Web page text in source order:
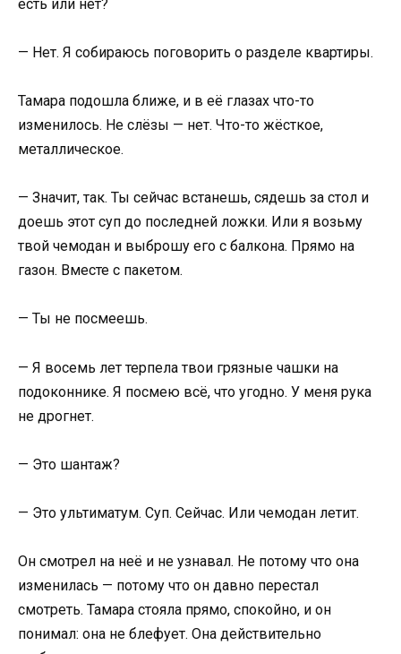
есть или нет?
— Нет. Я собираюсь поговорить о разделе квартиры.
Тамара подошла ближе, и в её глазах что-то
изменилось. Не слёзы — нет. Что-то жёсткое,
металлическое.
— Значит, так. Ты сейчас встанешь, сядешь за стол и
доешь этот суп до последней ложки. Или я возьму
твой чемодан и выброшу его с балкона. Прямо на
газон. Вместе с пакетом.
— Ты не посмеешь.
— Я восемь лет терпела твои грязные чашки на
подоконнике. Я посмею всё, что угодно. У меня рука
не дрогнет.
— Это шантаж?
— Это ультиматум. Суп. Сейчас. Или чемодан летит.
Он смотрел на неё и не узнавал. Не потому что она
изменилась — потому что он давно перестал
смотреть. Тамара стояла прямо, спокойно, и он
понимал: она не блефует. Она действительно